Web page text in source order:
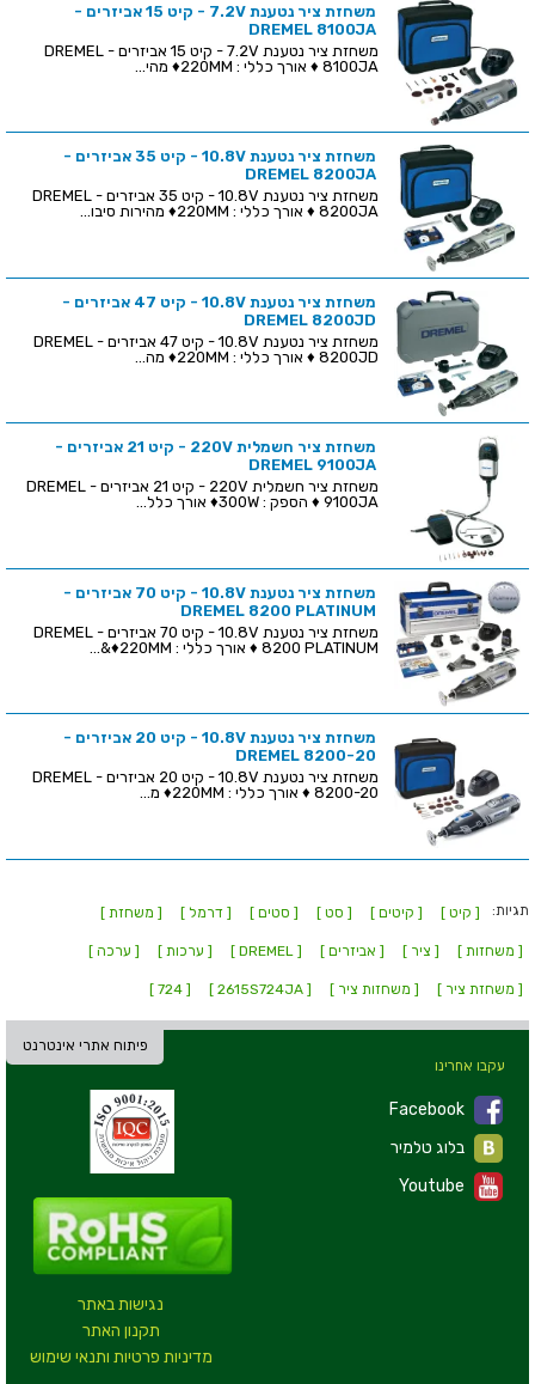
משחזת ציר נטענת 7.2V - קיט 15 אביזרים -
DREMEL 8100JA
משחזת ציר נטענת 7.2V - קיט 15 אביזרים - DREMEL
8100JA ♦ אורך כללי : 220MM♦ מהי...
משחזת ציר נטענת 10.8V - קיט 35 אביזרים -
DREMEL 8200JA
משחזת ציר נטענת 10.8V - קיט 35 אביזרים - DREMEL
8200JA ♦ אורך כללי : 220MM♦ מהירות סיבו...
משחזת ציר נטענת 10.8V - קיט 47 אביזרים -
DREMEL 8200JD
משחזת ציר נטענת 10.8V - קיט 47 אביזרים - DREMEL
8200JD ♦ אורך כללי : 220MM♦ מה...
משחזת ציר חשמלית 220V - קיט 21 אביזרים -
DREMEL 9100JA
משחזת ציר חשמלית 220V - קיט 21 אביזרים - DREMEL
9100JA ♦ הספק : 300W♦ אורך כלל...
משחזת ציר נטענת 10.8V - קיט 70 אביזרים -
DREMEL 8200 PLATINUM
משחזת ציר נטענת 10.8V - קיט 70 אביזרים - DREMEL
8200 PLATINUM ♦ אורך כללי : 220MM♦&...
משחזת ציר נטענת 10.8V - קיט 20 אביזרים -
DREMEL 8200-20
משחזת ציר נטענת 10.8V - קיט 20 אביזרים - DREMEL
8200-20 ♦ אורך כללי : 220MM♦ מ...
תגיות: [ קיט ] [ קיטים ] [ סט ] [ סטים ] [ דרמל ] [ משחזת ]
[ משחזות ] [ ציר ] [ אביזרים ] [ DREMEL ] [ ערכות ] [ ערכה ]
[ משחזת ציר ] [ משחזות ציר ] [ 2615S724JA ]
[ 724 ]
פיתוח אתרי אינטרנט
נגישות באתר
תקנון האתר
מדיניות פרטיות ותנאי שימוש
עקבו אחרינו
Facebook
Youtube